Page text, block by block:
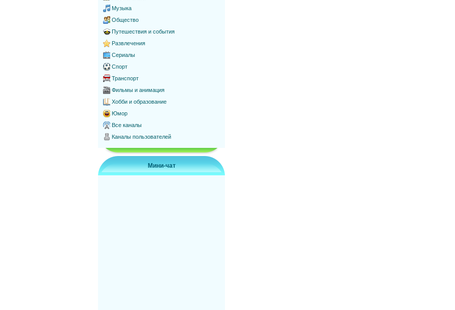
Музыка
Общество
Путешествия и события
Развлечения
Сериалы
Спорт
Транспорт
Фильмы и анимация
Хобби и образование
Юмор
Все каналы
Каналы пользователей
Мини-чат